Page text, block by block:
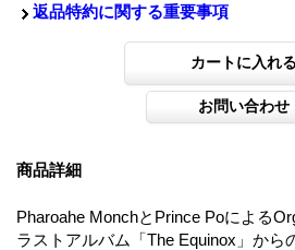
返品特約に関する重要事項
商品詳細
Pharoahe MonchとPrince Poによる
ラストアルバム「The Equinox」から